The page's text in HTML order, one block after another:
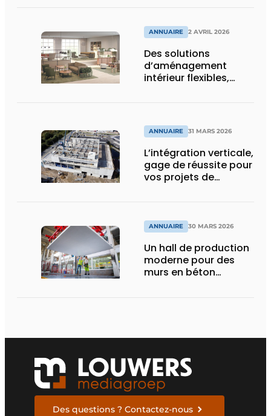
ANNUAIRE 2 AVRIL 2026
Des solutions
d’aménagement
intérieur flexibles,
ANNUAIRE 31 MARS 2026
L’intégration verticale,
gage de réussite pour
vos projets de
ANNUAIRE 30 MARS 2026
Un hall de production
moderne pour des
murs en béton
Des questions ? Contactez-nous